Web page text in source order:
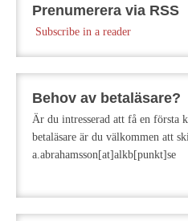
Prenumerera via RSS
Subscribe in a reader
Behov av betaläsare?
Är du intresserad att få en första
betaläsare är du välkommen att
a.abrahamsson[at]alkb[punkt]se